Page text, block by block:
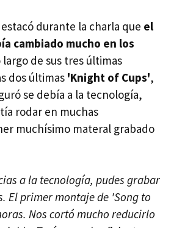
durante la charla que el
cambiado mucho en los
largo de sus tres últimas
dos últimas 'Knight of Cups',
se debía a la tecnología,
rodar en muchas
muchísimo materal grabado
a la tecnología, pudes grabar
El primer montaje de 'Song to
Nos cortó mucho reducirlo